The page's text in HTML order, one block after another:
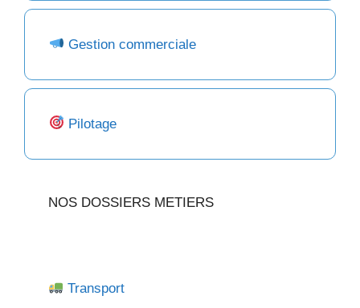
Gestion commerciale
Pilotage
NOS DOSSIERS METIERS
Transport